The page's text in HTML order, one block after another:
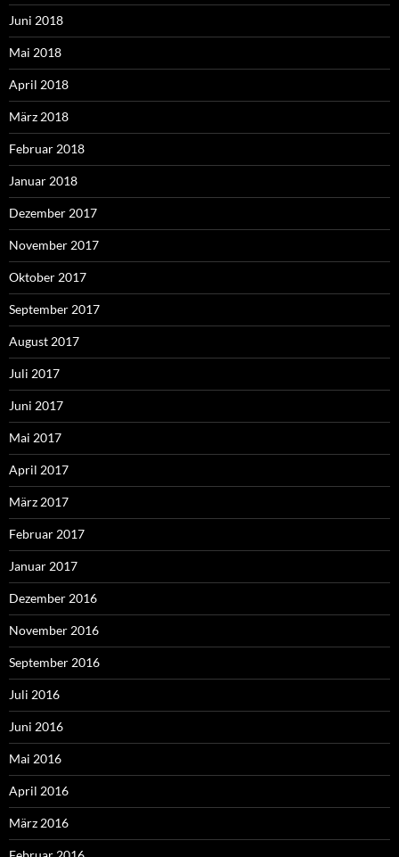
Juni 2018
Mai 2018
April 2018
März 2018
Februar 2018
Januar 2018
Dezember 2017
November 2017
Oktober 2017
September 2017
August 2017
Juli 2017
Juni 2017
Mai 2017
April 2017
März 2017
Februar 2017
Januar 2017
Dezember 2016
November 2016
September 2016
Juli 2016
Juni 2016
Mai 2016
April 2016
März 2016